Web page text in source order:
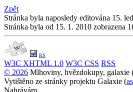
Cookie Consent
Zpět
Stránka byla naposledy editována 15.
Stránka byla od 15. 1. 2010 zobrazena
RS
W3C XHTML 1.0 W3C CSS RSS
© 2026 Mlhoviny, hvězdokupy, galaxie
Vytištěno ze stránky projektu Galaxie (